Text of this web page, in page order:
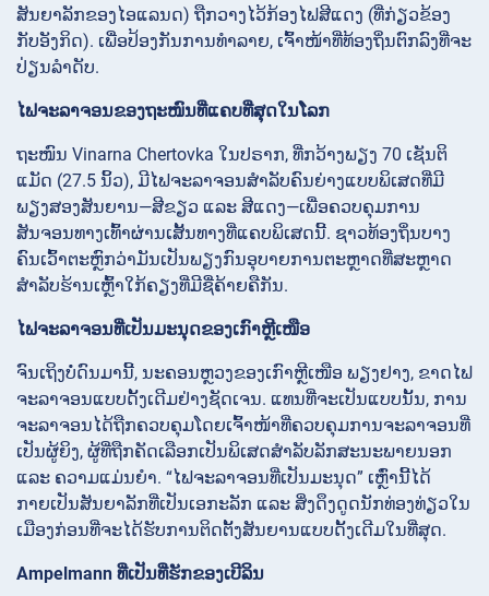
ສັນຍາລັກຂອງໄອແລນດ) ຖືກວາງໄວ້ກ້ອງໄຟສີແດງ (ທີ່ກ່ຽວຂ້ອງ
ກັບອັງກິດ). ເພື່ອປ້ອງກັນການທຳລາຍ, ເຈົ້າໜ້າທີ່ທ້ອງຖິ່ນຕົກລົງທີ່ຈະ
ປ່ຽນລຳດັບ.
ໄຟຈະລາຈອນຂອງຖະໜົນທີ່ແຄບທີ່ສຸດໃນໂລກ
ຖະໜົນ Vinarna Chertovka ໃນປຣາກ, ທີ່ກວ້າງພຽງ 70 ເຊັນຕິ
ແມັດ (27.5 ນິ້ວ), ມີໄຟຈະລາຈອນສຳລັບຄົນຍ່າງແບບພິເສດທີ່ມີ
ພຽງສອງສັນຍານ—ສີຂຽວ ແລະ ສີແດງ—ເພື່ອຄວບຄຸມການ
ສັນຈອນທາງເທົ້າຜ່ານເສັ້ນທາງທີ່ແຄບພິເສດນີ້. ຊາວທ້ອງຖິ່ນບາງ
ຄົນເວົ້າຕະຫຼົກວ່າມັນເປັນພຽງກົນອຸບາຍການຕະຫຼາດທີ່ສະຫຼາດ
ສຳລັບຮ້ານເຫຼົ້າໃກ້ຄຽງທີ່ມີຊື່ຄ້າຍຄືກັນ.
ໄຟຈະລາຈອນທີ່ເປັນມະນຸດຂອງເກົາຫຼີເໜືອ
ຈົນເຖິງບໍ່ດົນມານີ້, ນະຄອນຫຼວງຂອງເກົາຫຼີເໜືອ ພຽງຢາງ, ຂາດໄຟ
ຈະລາຈອນແບບດັ້ງເດີມຢ່າງຊັດເຈນ. ແທນທີ່ຈະເປັນແບບນັ້ນ, ການ
ຈະລາຈອນໄດ້ຖືກຄວບຄຸມໂດຍເຈົ້າໜ້າທີ່ຄວບຄຸມການຈະລາຈອນທີ່
ເປັນຜູ້ຍິງ, ຜູ້ທີ່ຖືກຄັດເລືອກເປັນພິເສດສຳລັບລັກສະນະພາຍນອກ
ແລະ ຄວາມແມ່ນຍຳ. “ໄຟຈະລາຈອນທີ່ເປັນມະນຸດ” ເຫຼົ່ານີ້ໄດ້
ກາຍເປັນສັນຍາລັກທີ່ເປັນເອກະລັກ ແລະ ສິ່ງດຶງດູດນັກທ່ອງທ່ຽວໃນ
ເມືອງກ່ອນທີ່ຈະໄດ້ຮັບການຕິດຕັ້ງສັນຍານແບບດັ້ງເດີມໃນທີ່ສຸດ.
Ampelmann ທີ່ເປັນທີ່ຮັກຂອງເບີລິນ